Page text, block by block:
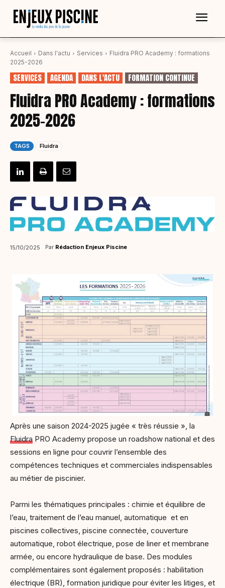
Accueil Dans l'actu Services
Fluidra PRO Academy : formations
2025-2026
SERVICES AGENDA DANS L'ACTU FORMATION CONTINUE
Fluidra PRO Academy : formations
2025-2026
TAGS Fluidra
15/10/2025 Par Rédaction Enjeux Piscine
Après une saison 2024-2025 jugée « très réussie », la
Fluidra PRO Academy propose un roadshow national et des
sessions en ligne pour couvrir l’ensemble des
compétences techniques et commerciales indispensables
au métier de piscinier.
Parmi les thématiques principales : chimie et équilibre de
l’eau, traitement de l’eau manuel, automatique et en
piscines collectives, piscine connectée, couverture
automatique, robot électrique, pose de liner et membrane
armée, ou encore hydraulique de base. Des modules
complémentaires sont également proposés : habilitation
électrique (BR), formation juridique pour éviter les litiges, et